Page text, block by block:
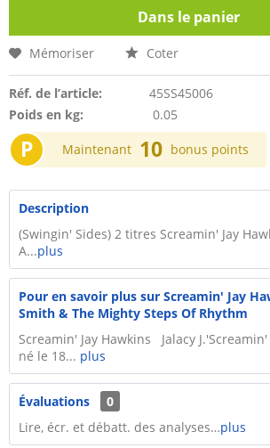
Dans le panier
Mémoriser Coter
Réf. de l’article:
45SS45006
Poids en kg:
0.05
P Maintenant 10 bonus points
Description
(Swingin' Sides) 2 titres Screamin' Jay
A...plus
Pour en savoir plus sur Screamin' Jay
Smith & The Mighty Steps Of Rhythm
Screamin' Jay Hawkins Jalacy
né le 18... plus
Évaluations
0
Lire, écr. et débatt. des analyses…plus